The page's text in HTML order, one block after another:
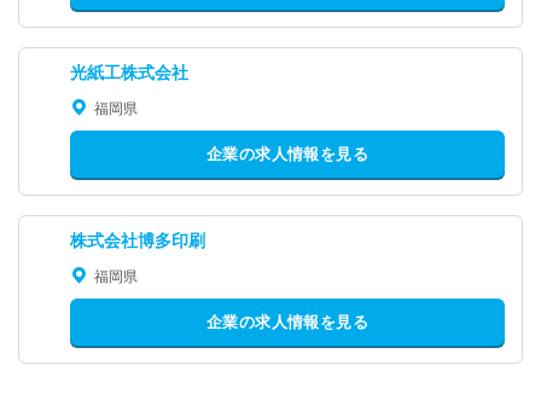
光紙工株式会社
福岡県
企業の求人情報を見る
株式会社博多印刷
福岡県
企業の求人情報を見る